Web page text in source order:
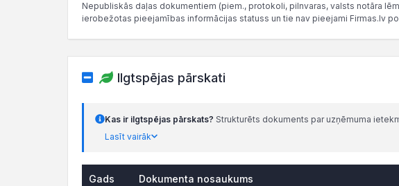
Nepubliskās daļas dokumentiem (piem., protokoli, pilnvaras, valsts notāra
ierobežotas pieejamības informācijas statuss un tie nav pieejami Firmas.lv
Ilgtspējas pārskati
Kas ir ilgtspējas pārskats? Strukturēts dokuments par uzņēmuma
Lasīt vairāk
Gads Dokumenta nosaukums